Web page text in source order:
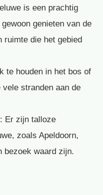
is een prachtig
genieten van de
ruimte die het gebied
te houden in het bos of
stranden aan de
Er zijn talloze
zoals Apeldoorn,
bezoek waard zijn.